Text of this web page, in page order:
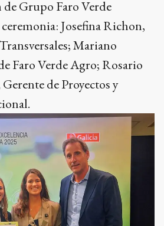
Grupo Faro Verde
Josefina Richon,
Mariano
Faro Verde Agro; Rosario
de Proyectos y